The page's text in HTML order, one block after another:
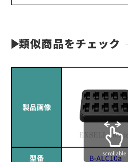
類似商品をチェック
製品画像
型番 B-ALC10a
scrollable